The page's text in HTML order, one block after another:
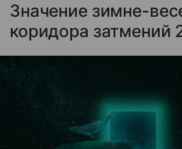
Значение зимне-
коридора затмений